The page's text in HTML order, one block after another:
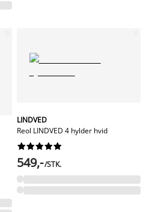
LINDVED
Reol LINDVED 4 hylder hvid






549,-/STK.